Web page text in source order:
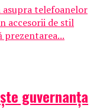
asupra telefoanelor
accesorii de stil
prezentarea...
guvernanța